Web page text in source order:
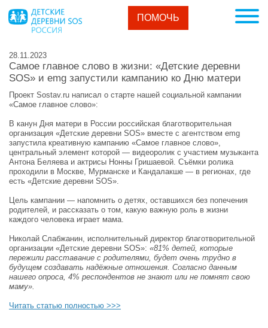
ПОМОЧЬ
28.11.2023
Самое главное слово в жизни: «Детские деревни
SOS» и emg запустили кампанию ко Дню матери
Проект Sostav.ru написал о старте нашей социальной кампании
«Самое главное слово»:
В канун Дня матери в России российская благотворительная
организация «Детские деревни SOS» вместе с агентством emg
запустила креативную кампанию «Самое главное слово»,
центральный элемент которой — видеоролик с участием музыканта
Антона Беляева и актрисы Нонны Гришаевой. Съёмки ролика
проходили в Москве, Мурманске и Кандалакше — в регионах, где
есть «Детские деревни SOS».
Цель кампании — напомнить о детях, оставшихся без попечения
родителей, и рассказать о том, какую важную роль в жизни
каждого человека играет мама.
Николай Слабжанин, исполнительный директор благотворительной
организации «Детские деревни SOS»: «81% детей, которые
пережили расставание с родителями, будет очень трудно в
будущем создавать надёжные отношения. Согласно данным
нашего опроса, 4% респондентов не знают или не помнят свою
маму».
Читать статью полностью >>>